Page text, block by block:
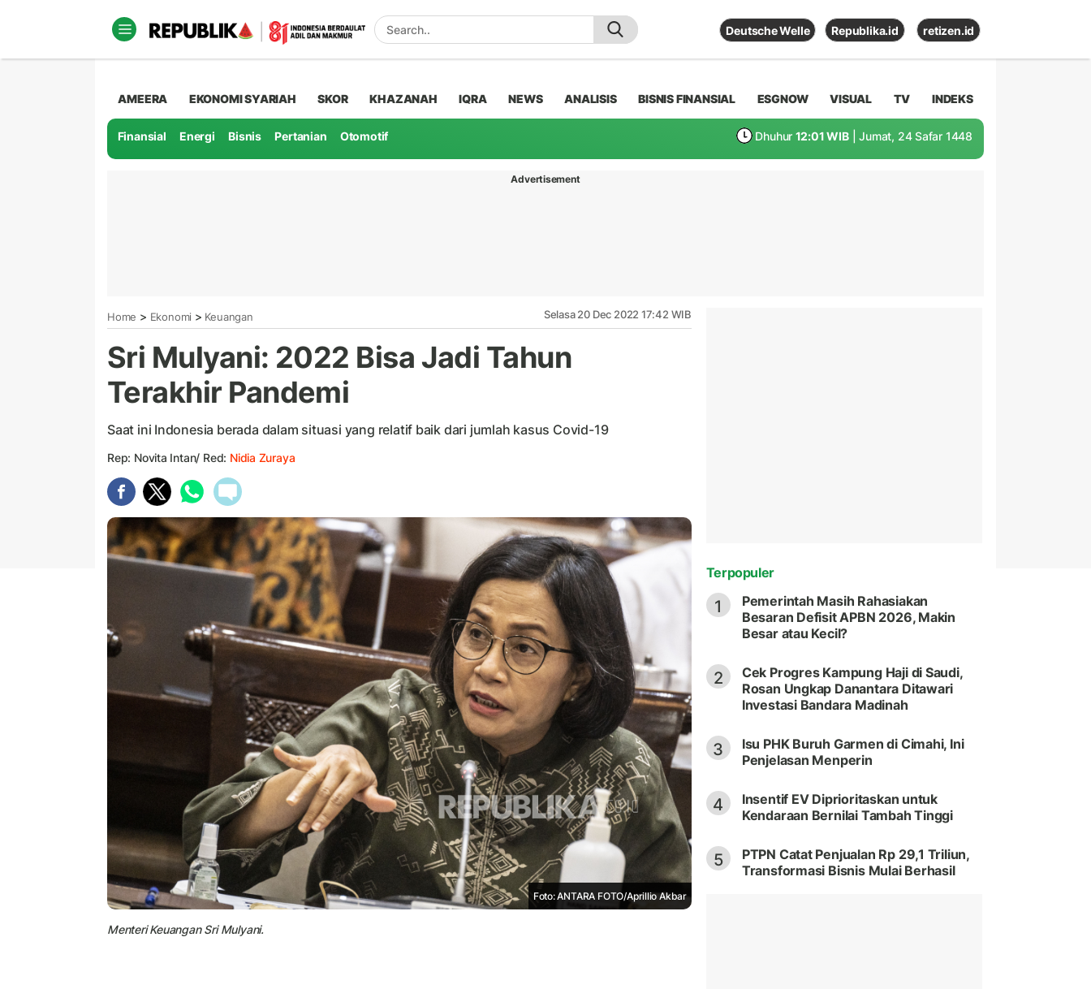
Deutsche Welle Republika.id retizen.id
AMEERA EKONOMI SYARIAH SKOR KHAZANAH IQRA NEWS ANALISIS BISNIS FINANSIAL ESGNOW VISUAL TV INDEKS
Finansial Energi Bisnis Pertanian Otomotif Dhuhur 12:01 WIB | Jumat, 24 Safar 1448
Advertisement
Home > Ekonomi > Keuangan Selasa 20 Dec 2022 17:42 WIB
Sri Mulyani: 2022 Bisa Jadi Tahun
Terakhir Pandemi
Saat ini Indonesia berada dalam situasi yang relatif baik dari jumlah kasus Covid-19
Rep: Novita Intan/ Red: Nidia Zuraya
Foto: ANTARA FOTO/Aprillio Akbar
Menteri Keuangan Sri Mulyani.
Terpopuler
1
Pemerintah Masih Rahasiakan
Besaran Defisit APBN 2026, Makin
Besar atau Kecil?
2
Cek Progres Kampung Haji di Saudi,
Rosan Ungkap Danantara Ditawari
Investasi Bandara Madinah
3
Isu PHK Buruh Garmen di Cimahi, Ini
Penjelasan Menperin
4
Insentif EV Diprioritaskan untuk
Kendaraan Bernilai Tambah Tinggi
5
PTPN Catat Penjualan Rp 29,1 Triliun,
Transformasi Bisnis Mulai Berhasil